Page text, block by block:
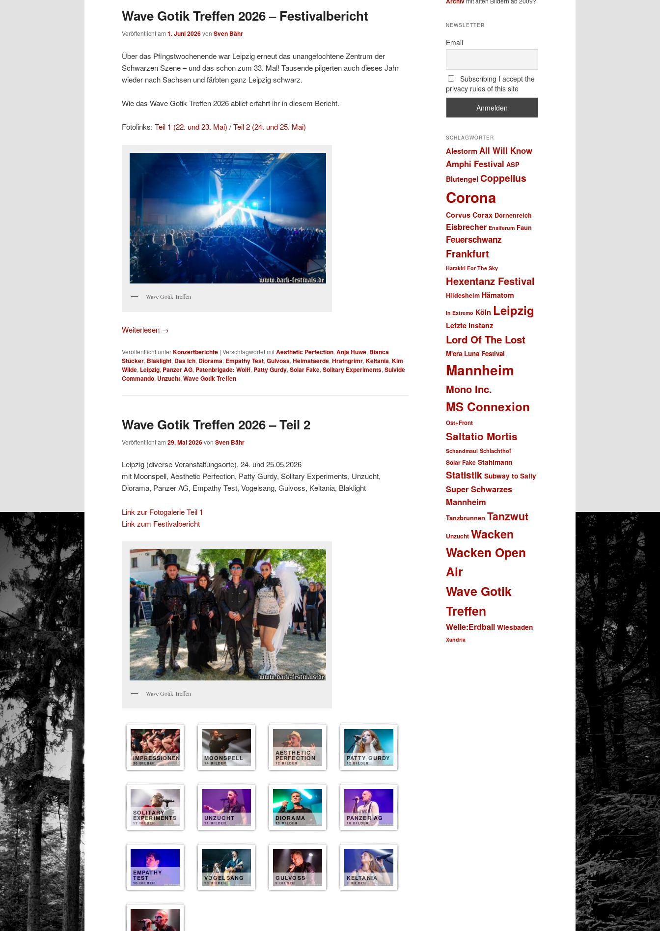
Wave Gotik Treffen 2026 – Festivalbericht
Veröffentlicht am 1. Juni 2026von Sven Bähr
Über das Pfingstwochenende war Leipzig erneut das unangefochtene Zentrum der
Schwarzen Szene – und das schon zum 33. Mal! Tausende pilgerten auch dieses Jahr
wieder nach Sachsen und färbten ganz Leipzig schwarz.
Wie das Wave Gotik Treffen 2026 ablief erfahrt ihr in diesem Bericht.
Fotolinks: Teil 1 (22. und 23. Mai) /Teil 2 (24. und 25. Mai)
Wave Gotik Treffen
Weiterlesen →
Veröffentlicht unterKonzertberichte | Verschlagwortet mitAesthetic Perfection, Anja Huwe, Bianca
Stücker, Blaklight, Das Ich, Diorama, Empathy Test, Gulvoss, Heimataerde, Hrafngrimr, Keltania, Kim
Wilde, Leipzig, Panzer AG, Patenbrigade: Wolff, Patty Gurdy, Solar Fake, Solitary Experiments, Suivide
Commando, Unzucht, Wave Gotik Treffen
Wave Gotik Treffen 2026 – Teil 2
Veröffentlicht am 29. Mai 2026von Sven Bähr
Leipzig (diverse Veranstaltungsorte), 24. und 25.05.2026
mit Moonspell, Aesthetic Perfection, Patty Gurdy, Solitary Experiments, Unzucht,
Diorama, Panzer AG, Empathy Test, Vogelsang, Gulvoss, Keltania, Blaklight
Link zur Fotogalerie Teil 1
Link zum Festivalbericht
Wave Gotik Treffen
IMPRESSIONEN
30 BILDER
MOONSPELL
14 BILDER
AESTHETIC
PERFECTION
12 BILDER
PATTY GURDY
12 BILDER
SOLITARY
EXPERIMENTS
12 BILDER
UNZUCHT
11 BILDER
DIORAMA
11 BILDER
PANZER AG
10 BILDER
EMPATHY
TEST
10 BILDER
VOGELSANG
10 BILDER
GULVOSS
9 BILDER
KELTANIA
9 BILDER
NEWSLETTER
Email
Subscribing I accept the
privacy rules of this site
SCHLAGWÖRTER
Alestorm All Will Know
Amphi Festival ASP
Blutengel Coppelius
Corona
Corvus Corax Dornenreich
Eisbrecher Ensiferum Faun
Feuerschwanz
Frankfurt
Harakiri For The Sky
Hexentanz Festival
Hildesheim Hämatom
In Extremo Köln Leipzig
Letzte Instanz
Lord Of The Lost
M'era Luna Festival
Mannheim
Mono Inc.
MS Connexion
Ost+Front
Saltatio Mortis
Schandmaul Schlachthof
Solar Fake Stahlmann
Statistik Subway to Sally
Super Schwarzes
Mannheim
Tanzbrunnen Tanzwut
Unzucht Wacken
Wacken Open
Air
Wave Gotik
Treffen
Welle:Erdball Wiesbaden
Xandria